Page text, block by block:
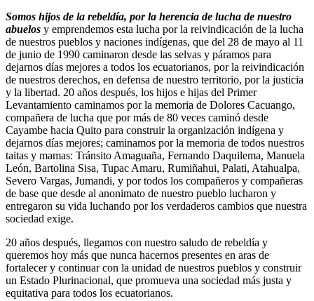
Somos hijos de la rebeldía, por la herencia de lucha de nuestro
abuelos y emprendemos esta lucha por la reivindicación de la lucha
de nuestros pueblos y naciones indígenas, que del 28 de mayo al 11
de junio de 1990 caminaron desde las selvas y páramos para
dejarnos días mejores a todos los ecuatorianos, por la reivindicación
de nuestros derechos, en defensa de nuestro territorio, por la justicia
y la libertad. 20 años después, los hijos e hijas del Primer
Levantamiento caminamos por la memoria de Dolores Cacuango,
compañera de lucha que por más de 80 veces caminó desde
Cayambe hacia Quito para construir la organización indígena y
dejarnos días mejores; caminamos por la memoria de todos nuestros
taitas y mamas: Tránsito Amaguaña, Fernando Daquilema, Manuela
León, Bartolina Sisa, Tupac Amaru, Rumiñahui, Palati, Atahualpa,
Severo Vargas, Jumandi, y por todos los compañeros y compañeras
de base que desde al anonimato de nuestro pueblo lucharon y
entregaron su vida luchando por los verdaderos cambios que nuestra
sociedad exige.
20 años después, llegamos con nuestro saludo de rebeldía y
queremos hoy más que nunca hacernos presentes en aras de
fortalecer y continuar con la unidad de nuestros pueblos y construir
un Estado Plurinacional, que promueva una sociedad más justa y
equitativa para todos los ecuatorianos.